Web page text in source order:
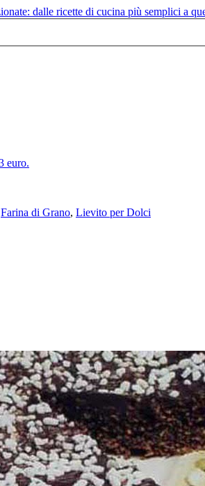
Farina di Grano, Lievito per Dolci